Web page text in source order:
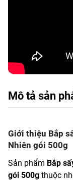
Mô tả sản
Giới thiệu Bắp
Nhiên gói 500g
Sản phẩm Bắp
gói 500g thuộc